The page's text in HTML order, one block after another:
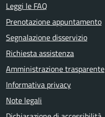
Leggi le FAQ
Prenotazione appuntamento
Segnalazione disservizio
Richiesta assistenza
Amministrazione trasparente
Informativa privacy
Note legali